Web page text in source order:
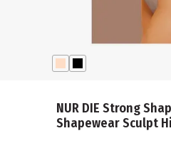
NUR DIE Strong
Shapewear Sculpt